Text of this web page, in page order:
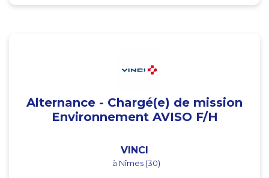
Alternance - Chargé(e) de mission
Environnement AVISO F/H
VINCI
à Nîmes (30)